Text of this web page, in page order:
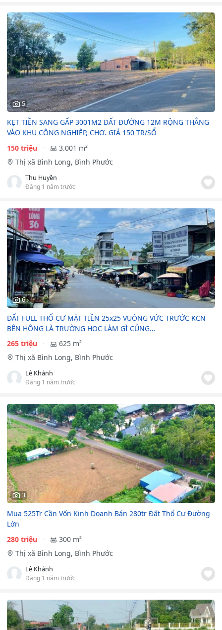
5
KẸT TIỀN SANG GẤP 3001M2 ĐẤT ĐƯỜNG 12M RỘNG THẲNG
VÀO KHU CÔNG NGHIỆP, CHỢ. GIÁ 150 TR/SỔ
150 triệu
3.001 m²
Thị xã Bình Long, Bình Phước
Thu Huyền
Đăng 1 năm trước
6
ĐẤT FULL THỔ CƯ MẶT TIỀN 25x25 VUÔNG VỨC TRƯỚC KCN
BÊN HÔNG LÀ TRƯỜNG HỌC LÀM GÌ CỦNG…
265 triệu
625 m²
Thị xã Bình Long, Bình Phước
Lê Khánh
Đăng 1 năm trước
3
Mua 525Tr Cần Vốn Kinh Doanh Bán 280tr Đất Thổ Cư Đường
Lớn
280 triệu
300 m²
Thị xã Bình Long, Bình Phước
Lê Khánh
Đăng 1 năm trước